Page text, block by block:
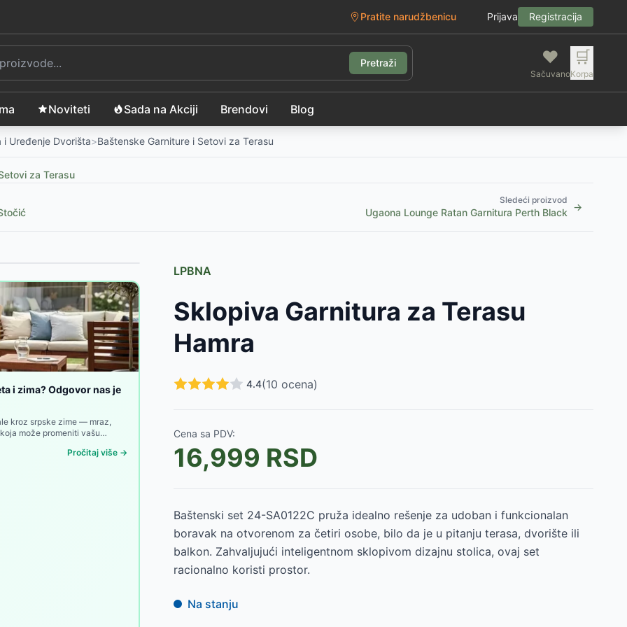
Pratite narudžbenicu Prijava Registracija
Pretraži ❤️
Sačuvano
🛒
Korpa
Noviteti Sada na Akciji Brendovi Blog
i Uređenje Dvorišta>Baštenske Garniture i Setovi za Terasu
za Terasu
Sledeći proizvod
Ugaona Lounge Ratan Garnitura Perth Black →
RSD
-6999RSD
Crni-9450RSD
i Stočić, Bež- 22000RSD
Crna-20700RSD
RSD
i zima? Odgovor nas je
kroz srpske zime — mraz,
može promeniti vašu
Pročitaj više →
LPBNA
Sklopiva Garnitura za Terasu
Hamra
4.4(10 ocena)
Cena sa PDV:
16,999 RSD
Baštenski set 24-SA0122C pruža idealno rešenje za udoban i funkcionalan
boravak na otvorenom za četiri osobe, bilo da je u pitanju terasa, dvorište ili
balkon. Zahvaljujući inteligentnom sklopivom dizajnu stolica, ovaj set
racionalno koristi prostor.
Na stanju